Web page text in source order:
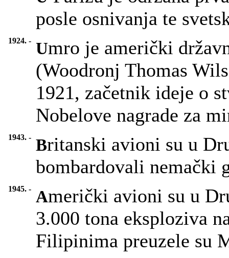
posle osnivanja te
1924. - Umro je američki
(Woodronj Thomas
1921, začetnik ideje o
Nobelove nagrade za
1943. - Britanski avioni su u
bombardovali nemački
1945. - Američki avioni su u
3.000 tona eksploziva
Filipinima preuzele su